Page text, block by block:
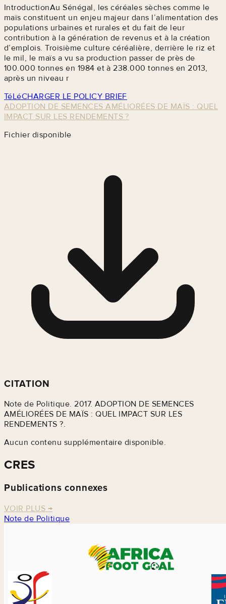
IntroductionAu Sénégal, les céréales sèches comme le
maïs constituent un enjeu majeur dans l’alimentation des
populations urbaines et rurales et du fait de leur
contribution à la génération de revenus et à la création
d’emplois. Troisième culture céréalière, derrière le riz et
le mil, le maïs a vu sa production passer de près de
100.000 tonnes en 1984 et à 238.000 tonnes en 2013,
après un niveau r
TéLéCHARGER LE POLICY BRIEF
ADOPTION DE SEMENCES AMÉLIORÉES DE MAÏS : QUEL
IMPACT SUR LES RENDEMENTS ?
Fichier disponible
CITATION
Note de Politique. 2017. ADOPTION DE SEMENCES
AMÉLIORÉES DE MAÏS : QUEL IMPACT SUR LES
RENDEMENTS ?.
Aucun contenu supplémentaire disponible.
CRES
Publications connexes
VOIR PLUS →
Note de Politique